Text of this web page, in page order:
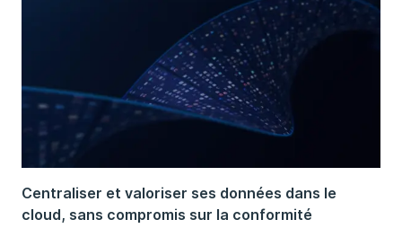
Centraliser et valoriser ses données dans le
cloud, sans compromis sur la conformité